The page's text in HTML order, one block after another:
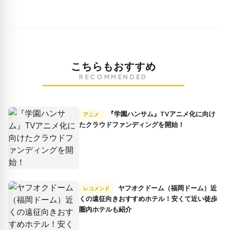
こちらもおすすめ
RECOMMENDED
アニメ
たクラウドファンディングを開始！
レコメンド
くの遠征向きおすすめホテル！安くて近い徒歩
圏内ホテルも紹介